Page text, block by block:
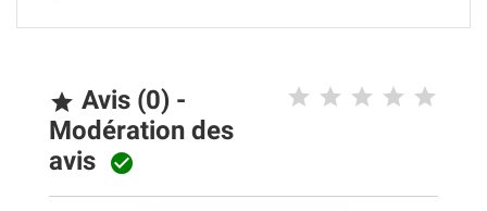
 Avis (0) -
Modération des
avis 